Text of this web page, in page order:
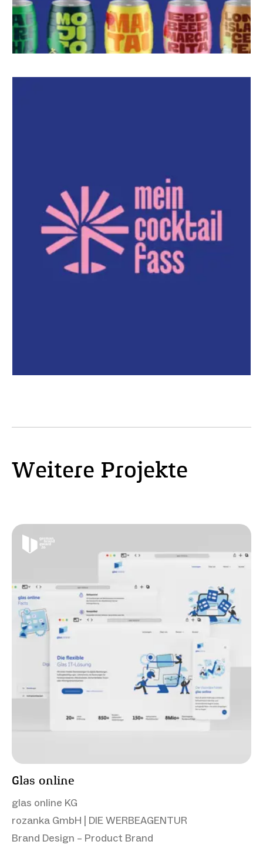
Weitere Projekte
Glas online
glas online KG
rozanka GmbH | DIE WERBEAGENTUR
Brand Design – Product Brand